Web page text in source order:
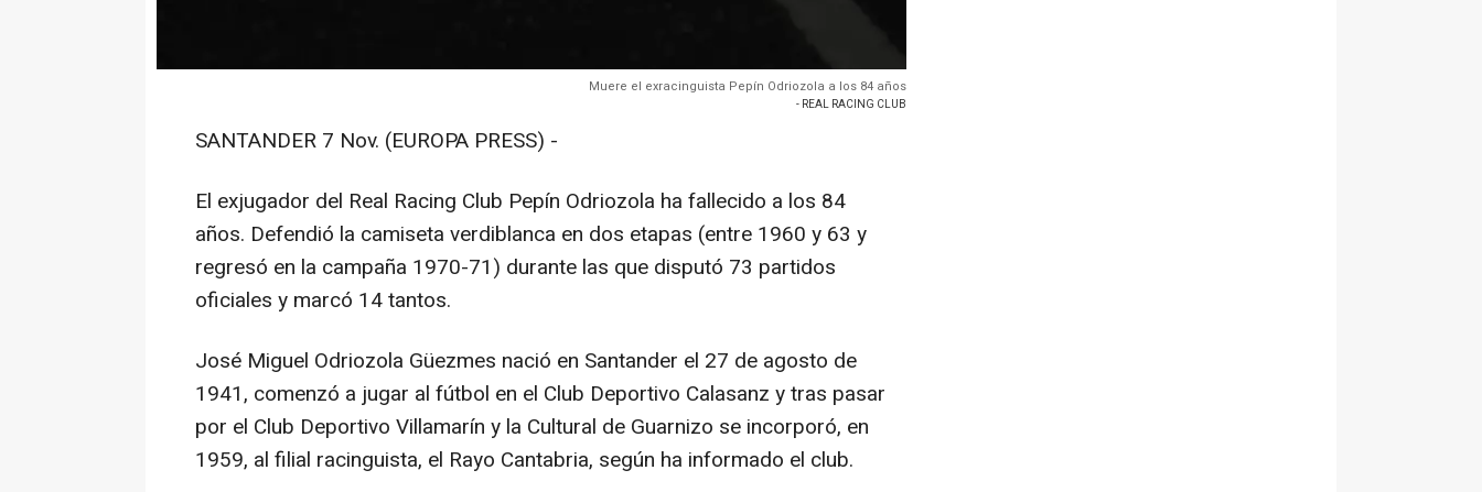
Muere el exracinguista Pepín Odriozola a los 84 años
- REAL RACING CLUB
SANTANDER 7 Nov. (EUROPA PRESS) -
El exjugador del Real Racing Club Pepín Odriozola ha fallecido a los 84
años. Defendió la camiseta verdiblanca en dos etapas (entre 1960 y 63 y
regresó en la campaña 1970-71) durante las que disputó 73 partidos
oficiales y marcó 14 tantos.
José Miguel Odriozola Güezmes nació en Santander el 27 de agosto de
1941, comenzó a jugar al fútbol en el Club Deportivo Calasanz y tras pasar
por el Club Deportivo Villamarín y la Cultural de Guarnizo se incorporó, en
1959, al filial racinguista, el Rayo Cantabria, según ha informado el club.